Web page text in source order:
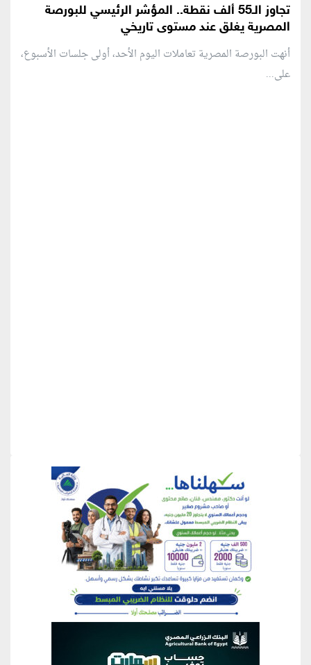
تجاوز الـ55 ألف نقطة.. المؤشر الرئيسي للبورصة
المصرية يغلق عند مستوى تاريخي
أنهت البورصة المصرية تعاملات اليوم الأحد، أولى جلسات الأسبوع،
على...
منطقة إعلانية
منطقة إعلانية